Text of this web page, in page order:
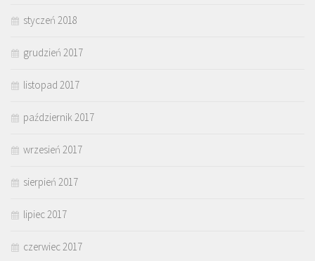
styczeń 2018
grudzień 2017
listopad 2017
październik 2017
wrzesień 2017
sierpień 2017
lipiec 2017
czerwiec 2017